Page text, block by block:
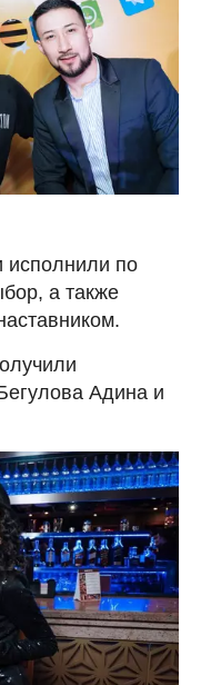
исполнили по
а также
Адина и